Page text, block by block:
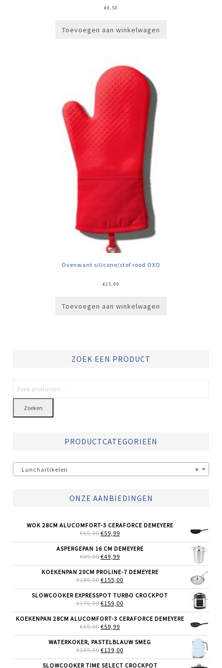
€9,50
Toevoegen aan winkelwagen
Ovenwant silicone/stof rood OXO
€15,99
Toevoegen aan winkelwagen
ZOEK EEN PRODUCT
Zoeken
PRODUCTCATEGORIEËN
×
Lunchartikelen
ONZE AANBIEDINGEN
WOK 28CM ALUCOMFORT-3 CERAFORCE DEMEYERE
€69,00 OORSPRONKELIJKE
WAS:
€69,00.
€59,99
IS:
ASPERGEPAN 16 CM DEMEYERE
€89,00 OORSPRONKELIJKE
WAS:
€89,00.
€49,99
IS:
€49,99.
KOEKENPAN 20CM PROLINE-7 DEMEYERE
€189,00 OORSPRONKELIJKE
WAS:
€189,00.
€155,00
IS:
SLOWCOOKER EXPRESSPOT TURBO CROCKPOT
€179,00 OORSPRONKELIJKE
WAS:
€179,00.
€159,00
IS:
KOEKENPAN 28CM ALUCOMFORT-3 CERAFORCE DEMEYERE
€69,00 OORSPRONKELIJKE
WAS:
€69,00.
€59,99
IS:
€59,99.
WATERKOKER, PASTELBLAUW SMEG
€169,00 OORSPRONKELIJKE
WAS:
€139,00
IS:
SLOWCOOKER TIME SELECT CROCKPOT